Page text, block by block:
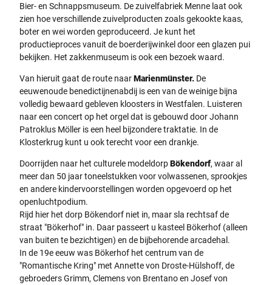
Bier- en Schnappsmuseum. De zuivelfabriek Menne laat ook
zien hoe verschillende zuivelproducten zoals gekookte kaas,
boter en wei worden geproduceerd. Je kunt het
productieproces vanuit de boerderijwinkel door een glazen pui
bekijken. Het zakkenmuseum is ook een bezoek waard.
Van hieruit gaat de route naarMarienmünster. De
eeuwenoude benedictijnenabdij is een van de weinige bijna
volledig bewaard gebleven kloosters in Westfalen. Luisteren
naar een concert op het orgel dat is gebouwd door Johann
Patroklus Möller is een heel bijzondere traktatie. In de
Klosterkrug kunt u ook terecht voor een drankje.
Doorrijden naar het culturele modeldorpBökendorf, waar al
meer dan 50 jaar toneelstukken voor volwassenen, sprookjes
en andere kindervoorstellingen worden opgevoerd op het
openluchtpodium.
Rijd hier het dorp Bökendorf niet in, maar sla rechtsaf de
straat "Bökerhof" in. Daar passeert u kasteel Bökerhof (alleen
van buiten te bezichtigen) en de bijbehorende arcadehal.
In de 19e eeuw was Bökerhof het centrum van de
"Romantische Kring" met Annette von Droste-Hülshoff, de
gebroeders Grimm, Clemens von Brentano en Josef von